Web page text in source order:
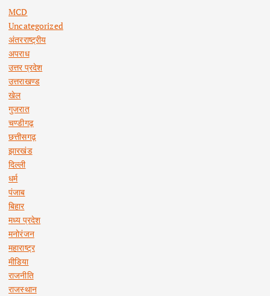
MCD
Uncategorized
अंतरराष्ट्रीय
अपराध
उत्तर प्रदेश
उत्तराखण्ड
खेल
गुजरात
चण्डीगढ़
छत्तीसगढ़
झारखंड
दिल्ली
धर्म
पंजाब
बिहार
मध्य प्रदेश
मनोरंजन
महाराष्ट्र
मीडिया
राजनीति
राजस्थान